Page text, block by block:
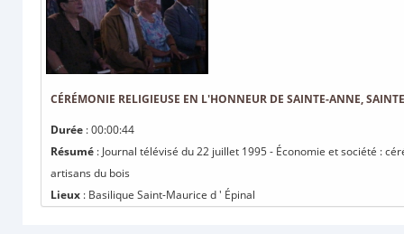
CÉRÉMONIE RELIGIEUSE EN L'HONNEUR DE SAINTE-ANNE,
Durée : 00:00:44
Résumé : Journal télévisé du 22 juillet 1995 - Économie et société :
artisans du bois
Lieux : Basilique Saint-Maurice d ' Épinal